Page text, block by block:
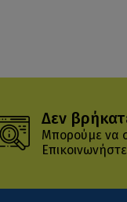
Δεν
Μπορούμε να